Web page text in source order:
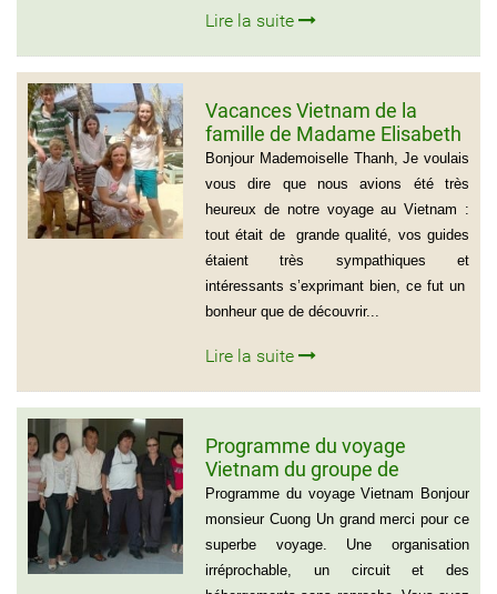
Lire la suite
Vacances Vietnam de la
famille de Madame Elisabeth
DE LAUBESPIN (6 personnes)
Bonjour Mademoiselle Thanh, Je voulais
vous dire que nous avions été très
heureux de notre voyage au Vietnam :
tout était de grande qualité, vos guides
étaient très sympathiques et
intéressants s’exprimant bien, ce fut un
bonheur que de découvrir...
Lire la suite
Programme du voyage
Vietnam du groupe de
madame et Mr Jean Marie
Cannac
Programme du voyage Vietnam Bonjour
monsieur Cuong Un grand merci pour ce
superbe voyage. Une organisation
irréprochable, un circuit et des